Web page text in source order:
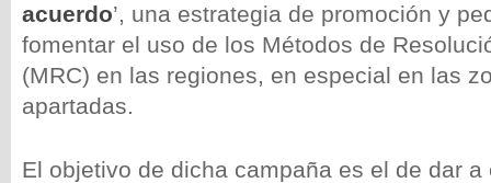
acuerdo’, una estrategia de promoción y
fomentar el uso de los Métodos de
(MRC) en las regiones, en especial en las
apartadas.
El objetivo de dicha campaña es el de dar a